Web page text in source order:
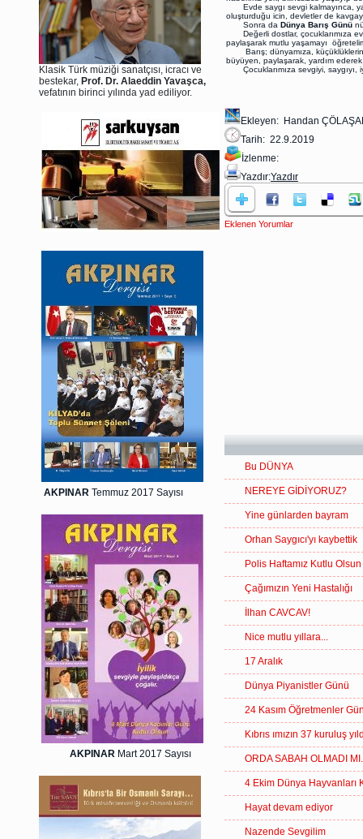
Klasik Türk müziği sanatçısı, icracı ve
bestekar, Prof. Dr. Alaeddin Yavaşca,
vefatının birinci yılında yad ediliyor.
AKPINAR Temmuz 2017 Sayısı
AKPINAR Mart 2017 Sayısı
Evde saygı sevgi kalmayınca,
oluşturduğu icin, devletler de
Sonra da Dünya Barış Günü
Değerli dostlar, çocuklarımıza
paylaşarak mutlu yaşamayı
Barış; dünyamıza,
büyüyen, paylaşarak, yardım
Çocuklarımıza sevgiyi, saygıyı,
Ekleyen: Handan
Tarih: 22.9.2019
İzlenme:
Yazdır:Yazdır
Eklenen Yorumlar
Bu DÜNYA
NEREYE GİDİYORUZ?
Yine günlarden bayram
Orhan Saygıcı'yı kaybettik
Polis Haftamız Kutlu Olsun
Çağımızın Yeni Hastalığı
İlhan CAVCAV!
Nice mutlu yıllara...
17 Aralık
Dünya Piyanistler Günü
24 Kasım Öğretmenler
Kıbrıs ımızın 37 kuruluş
ORDA SABAH OLMADI
4 Ekim Dünya Hayvanları
Hayat devam ediyor
Nazende Sevgilim